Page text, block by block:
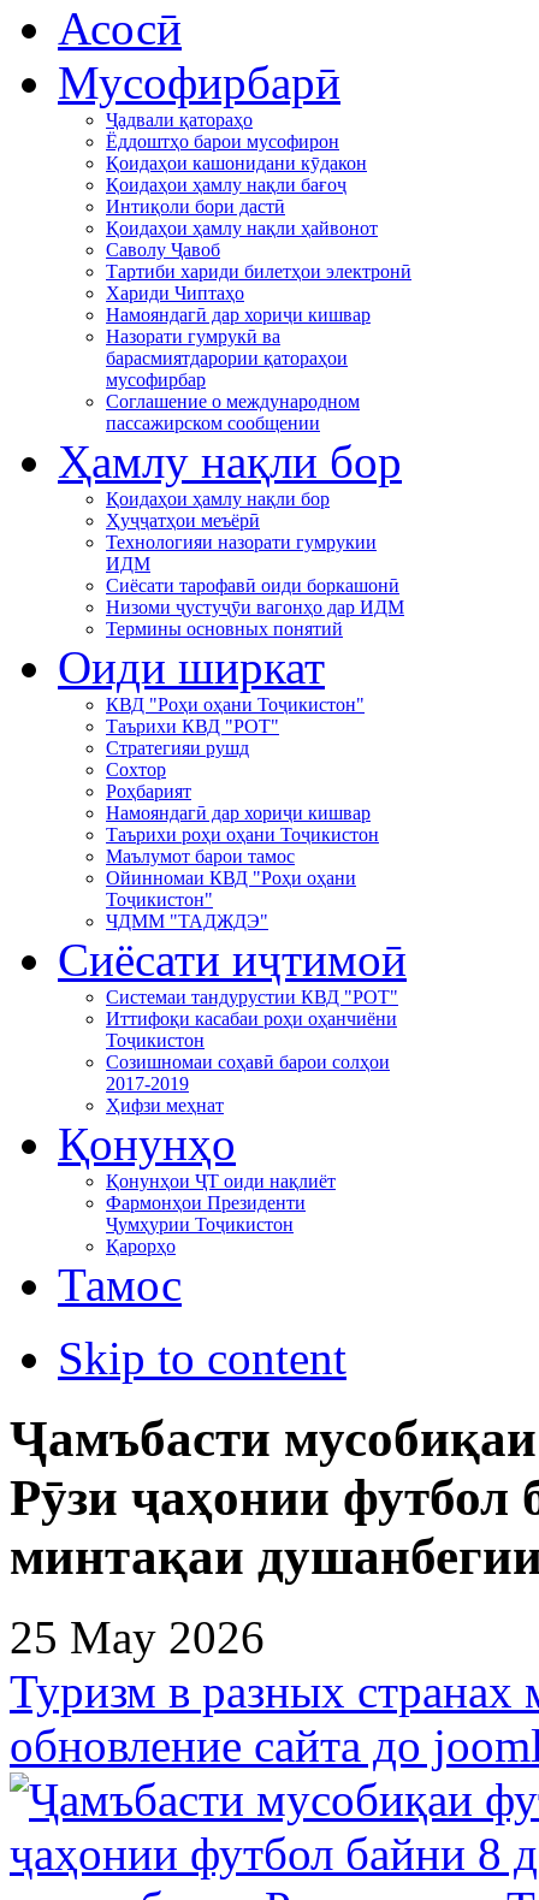
Асосӣ
Мусофирбарӣ
Ҷадвали қатораҳо
Ёддоштҳо барои мусофирон
Қоидаҳои кашонидани кӯдакон
Қоидаҳои ҳамлу нақли бағоҷ
Интиқоли бори дастӣ
Қоидаҳои ҳамлу нақли ҳайвонот
Саволу Ҷавоб
Тартиби хариди билетҳои электронӣ
Хариди Чиптаҳо
Намояндагӣ дар хориҷи кишвар
Назорати гумрукӣ ва
барасмиятдарории қатораҳои
мусофирбар
Соглашение о международном
пассажирском сообщении
Ҳамлу нақли бор
Қоидаҳои ҳамлу нақли бор
Ҳуҷҷатҳои меъёрӣ
Технологияи назорати гумрукии
ИДМ
Сиёсати тарофавӣ оиди боркашонӣ
Низоми ҷустуҷӯи вагонҳо дар ИДМ
Термины основных понятий
Оиди ширкат
КВД "Роҳи оҳани Тоҷикистон"
Таърихи КВД "РОТ"
Стратегияи рушд
Сохтор
Роҳбарият
Намояндагӣ дар хориҷи кишвар
Таърихи роҳи оҳани Тоҷикистон
Маълумот барои тамос
Ойинномаи КВД "Роҳи оҳани
Тоҷикистон"
ЧДММ "ТАДЖДЭ"
Сиёсати иҷтимоӣ
Системаи тандурустии КВД "РОТ"
Иттифоқи касабаи роҳи оҳанчиёни
Тоҷикистон
Созишномаи соҳавӣ барои солҳои
2017-2019
Ҳифзи меҳнат
Қонунҳо
Қонунҳои ҶТ оиди нақлиёт
Фармонҳои Президенти
Ҷумҳурии Тоҷикистон
Қарорҳо
Тамос
Skip to content
Ҷамъбасти
Рӯзи ҷаҳонии футбол
минтақаи
25 May 2026
Туризм в разных странах
обновление сайта до